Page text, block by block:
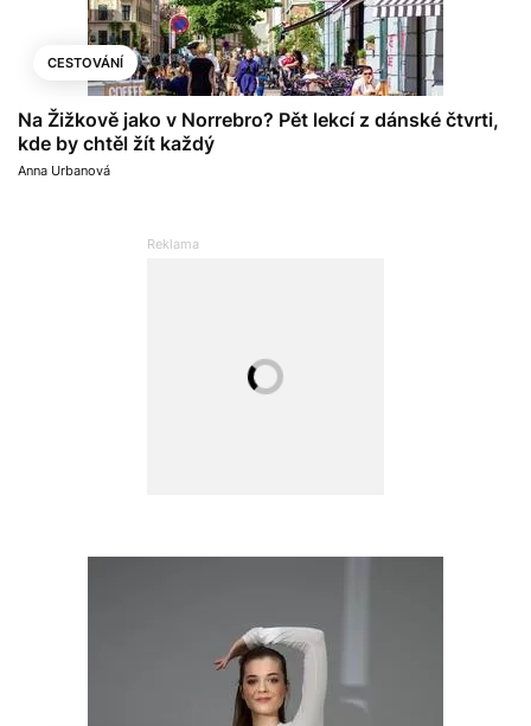
CESTOVÁNÍ
Na Žižkově jako v Norrebro? Pět lekcí z dánské čtvrti,
kde by chtěl žít každý
Anna Urbanová